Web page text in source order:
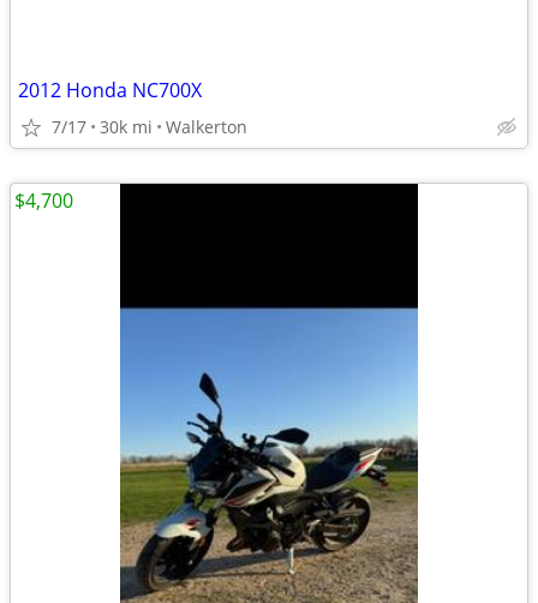
2012 Honda NC700X
7/17 30k mi Walkerton
$4,700